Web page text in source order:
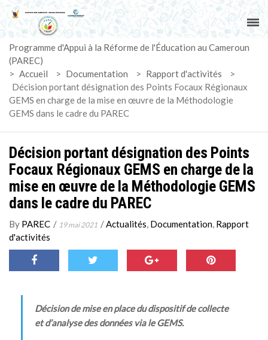
ACCUEIL
PAREC
ACTUALITÉS
LE CG
ACTIVITÉS
DOCUMENTS
MARCHÉS
SUIVI-EVALUATION
MÉDIA
LANGUES
Programme d'Appui à la Réforme de l'Éducation au Cameroun
(PAREC)
> Accueil > Documentation > Rapport d'activités
>
Décision portant désignation des Points Focaux Régionaux
GEMS en charge de la mise en œuvre de la Méthodologie
GEMS dans le cadre du PAREC
Décision portant désignation des Points
Focaux Régionaux GEMS en charge de la
mise en œuvre de la Méthodologie GEMS
dans le cadre du PAREC
By PAREC / 19 mai 2021 /Actualités, Documentation, Rapport
d'activités
Décision de mise en place du dispositif de collecte
et d’analyse des données via le GEMS.